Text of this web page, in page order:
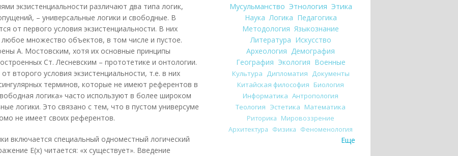
экзистенциальности различают два типа логик,
– универсальные логики и свободные. В
от первого условия экзистенциальности. В них
множество объектов, в том числе и пустое.
А. Мостовским, хотя их основные принципы
Ст. Лесневским – прототетике и онтологии.
второго условия экзистенциальности, т.е. в них
терминов, которые не имеют референтов в
логика» часто используют в более широком
логики. Это связано с тем, что в пустом универсуме
не имеет своих референтов.
включается специальный одноместный логический
Е(х) читается: «х существует». Введение
Мусульманство Этнология Этика
Наука Логика Педагогика
Методология Языкознание
Литература Искусство
Археология Демография
География Экология Военные
Культура Дипломатия Документы
Китайская философия Биология
Информатика Антропология
Теология Эстетика Математика
Риторика Мировоззрение
Архитектура Физика Феноменология
Еще